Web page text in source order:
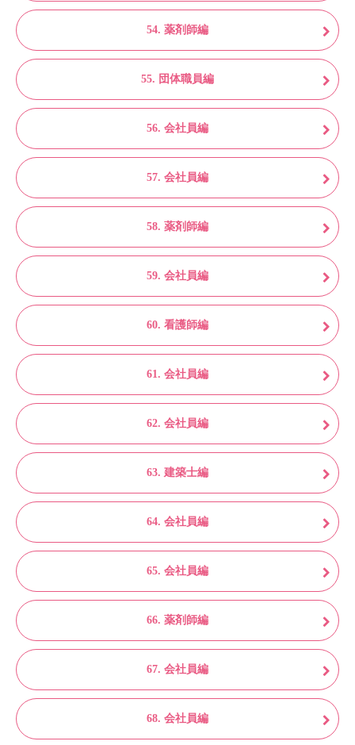
54. 薬剤師編
55. 団体職員編
56. 会社員編
57. 会社員編
58. 薬剤師編
59. 会社員編
60. 看護師編
61. 会社員編
62. 会社員編
63. 建築士編
64. 会社員編
65. 会社員編
66. 薬剤師編
67. 会社員編
68. 会社員編